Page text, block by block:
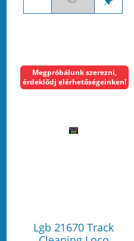
Lgb 21670 Track
Megpróbálunk szerezni,
érdeklődj elérhetőségeinken!